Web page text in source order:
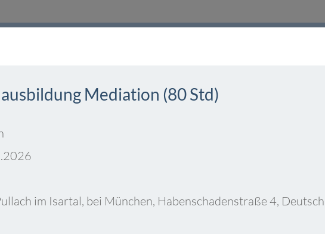
Mediation (80 Std)
im Isartal, bei München, Habenschadenstraße 4,